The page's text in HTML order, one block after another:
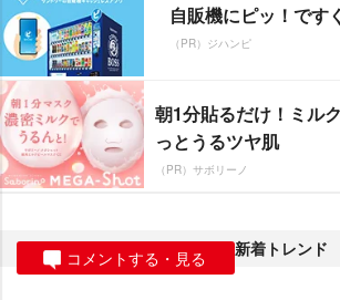
自販機にピッ！です
（PR）ジハンピ
朝1分貼るだけ！ミル
っとうるツヤ肌
（PR）サボリーノ
コメントする・見る 新着トレンド